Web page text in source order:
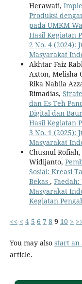
Herawati,
Produksi
pada UMKM
Hasil Kegiatan
2 No. 4 (2024):
Masyarakat
Akhtar Faiz
Axton, Melisha
Rika Nabila
Rimadias,
dan Es Teh
Digital dan
Hasil Kegiatan
3 No. 1 (2025):
Masyarakat
Chusnul
Widijanto,
Sosial: Kreasi
Bekas ,
Masyarakat
Kegiatan
<< < 4 5 6 7 8 9 10 >
You may also start an
article.